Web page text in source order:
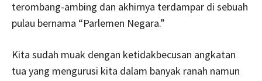
terombang-ambing dan akhirnya terdampar di sebuah
pulau bernama “Parlemen Negara.”
Kita sudah muak dengan ketidakbecusan angkatan
tua yang mengurusi kita dalam banyak ranah namun